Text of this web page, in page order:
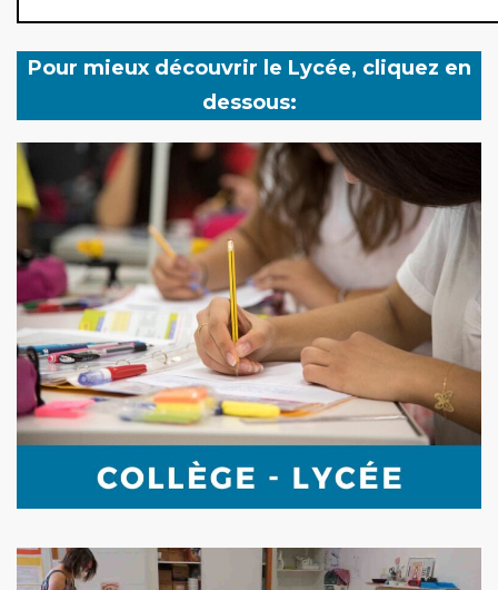
Pour mieux découvrir le Lycée, cliquez en
dessous: